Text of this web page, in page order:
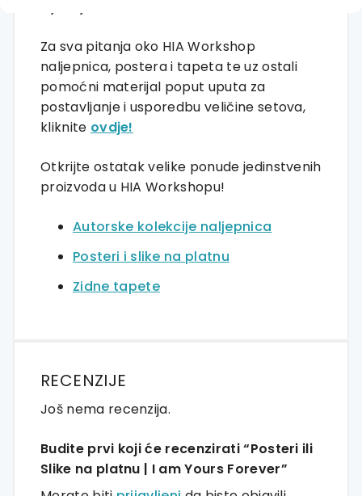
Za sva pitanja oko HIA Workshop
naljepnica, postera i tapeta te uz ostali
pomoćni materijal poput uputa za
postavljanje i usporedbu veličine setova,
kliknite ovdje!
Otkrijte ostatak velike ponude jedinstvenih
proizvoda u HIA Workshopu!
Autorske kolekcije naljepnica
Posteri i slike na platnu
Zidne tapete
RECENZIJE
Još nema recenzija.
Budite prvi koji će recenzirati “Posteri ili
Slike na platnu | I am Yours Forever”